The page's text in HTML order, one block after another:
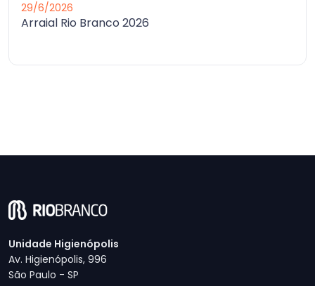
29/6/2026
Arraial Rio Branco 2026
Unidade Higienópolis
Av. Higienópolis, 996
São Paulo - SP